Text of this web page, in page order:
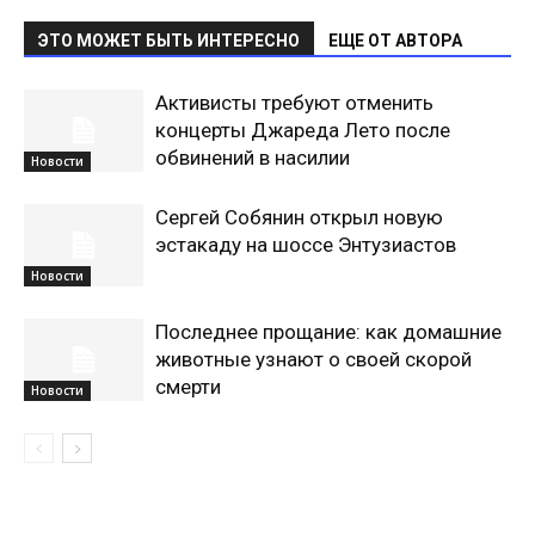
ЭТО МОЖЕТ БЫТЬ ИНТЕРЕСНО ЕЩЕ ОТ АВТОРА
Новости
Активисты требуют отменить
концерты Джареда Лето после
обвинений в насилии
Новости
Сергей Собянин открыл новую
эстакаду на шоссе Энтузиастов
Новости
Последнее прощание: как домашние
животные узнают о своей скорой
смерти